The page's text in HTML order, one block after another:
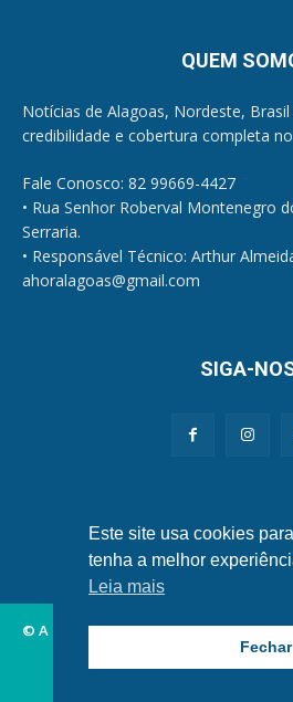
QUEM
Notícias de Alagoas, Nordeste,
credibilidade e cobertura completa
Fale Conosco: 82 99669-4427
• Rua Senhor Roberval Montenegro
Serraria.
• Responsável Técnico: Arthur
ahoralagoas@gmail.com
SIGA-
© A Hora Alagoas.
Alagoas Municípios Nordeste
Este site usa cookies
tenha a melhor
Leia mais
Fechar